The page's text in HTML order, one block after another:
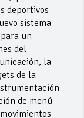
deportivos
sistema
un
del
la
de la
de menú